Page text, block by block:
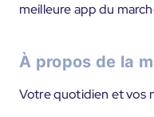
meilleure app du
À propos de la
Votre quotidien et vos